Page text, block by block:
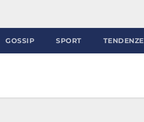
GOSSIP SPORT TENDENZE